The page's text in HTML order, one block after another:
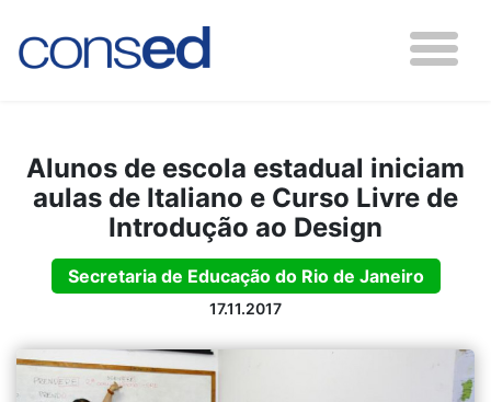
Alunos de escola estadual iniciam
aulas de Italiano e Curso Livre de
Introdução ao Design
Secretaria de Educação do Rio de Janeiro
17.11.2017